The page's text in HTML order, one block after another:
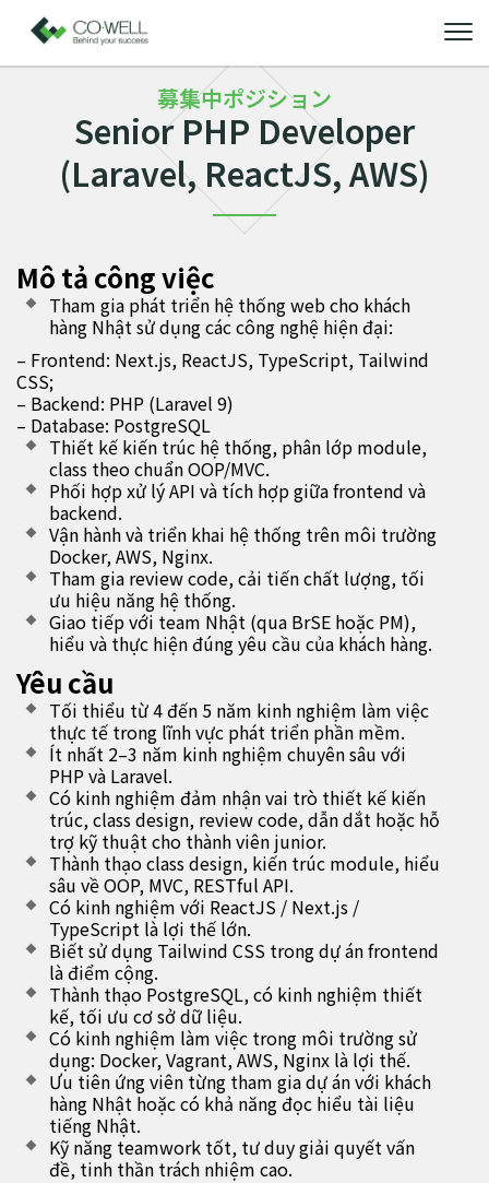
募集中ポジション
Senior PHP Developer
(Laravel, ReactJS, AWS)
Mô tả công việc
Tham gia phát triển hệ thống web cho khách
hàng Nhật sử dụng các công nghệ hiện đại:
– Frontend: Next.js, ReactJS, TypeScript, Tailwind
CSS;
– Backend: PHP (Laravel 9)
– Database: PostgreSQL
Thiết kế kiến trúc hệ thống, phân lớp module,
class theo chuẩn OOP/MVC.
Phối hợp xử lý API và tích hợp giữa frontend và
backend.
Vận hành và triển khai hệ thống trên môi trường
Docker, AWS, Nginx.
Tham gia review code, cải tiến chất lượng, tối
ưu hiệu năng hệ thống.
Giao tiếp với team Nhật (qua BrSE hoặc PM),
hiểu và thực hiện đúng yêu cầu của khách hàng.
Yêu cầu
Tối thiểu từ 4 đến 5 năm kinh nghiệm làm việc
thực tế trong lĩnh vực phát triển phần mềm.
Ít nhất 2–3 năm kinh nghiệm chuyên sâu với
PHP và Laravel.
Có kinh nghiệm đảm nhận vai trò thiết kế kiến
trúc, class design, review code, dẫn dắt hoặc hỗ
trợ kỹ thuật cho thành viên junior.
Thành thạo class design, kiến trúc module, hiểu
sâu về OOP, MVC, RESTful API.
Có kinh nghiệm với ReactJS / Next.js /
TypeScript là lợi thế lớn.
Biết sử dụng Tailwind CSS trong dự án frontend
là điểm cộng.
Thành thạo PostgreSQL, có kinh nghiệm thiết
kế, tối ưu cơ sở dữ liệu.
Có kinh nghiệm làm việc trong môi trường sử
dụng: Docker, Vagrant, AWS, Nginx là lợi thế.
Ưu tiên ứng viên từng tham gia dự án với khách
hàng Nhật hoặc có khả năng đọc hiểu tài liệu
tiếng Nhật.
Kỹ năng teamwork tốt, tư duy giải quyết vấn
đề, tinh thần trách nhiệm cao.